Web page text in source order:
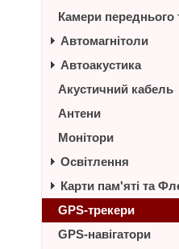
Камери переднього
Автомагнітоли
Автоакустика
Акустичний кабель
Антени
Монітори
Освітлення
Карти пам'яті та
GPS-трекери
GPS-навігатори